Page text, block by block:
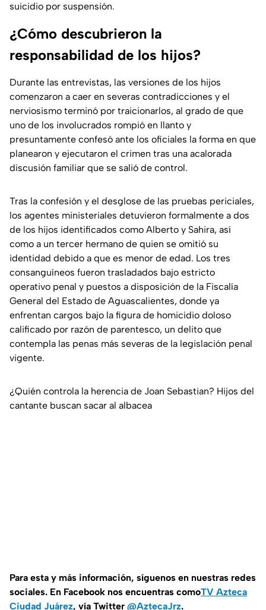
suicidio por suspensión.
¿Cómo descubrieron la
responsabilidad de los hijos?
Durante las entrevistas, las versiones de los hijos
comenzaron a caer en severas contradicciones y el
nerviosismo terminó por traicionarlos, al grado de que
uno de los involucrados rompió en llanto y
presuntamente confesó ante los oficiales la forma en que
planearon y ejecutaron el crimen tras una acalorada
discusión familiar que se salió de control.
Tras la confesión y el desglose de las pruebas periciales,
los agentes ministeriales detuvieron formalmente a dos
de los hijos identificados como Alberto y Sahira, así
como a un tercer hermano de quien se omitió su
identidad debido a que es menor de edad. Los tres
consanguíneos fueron trasladados bajo estricto
operativo penal y puestos a disposición de la Fiscalía
General del Estado de Aguascalientes, donde ya
enfrentan cargos bajo la figura de homicidio doloso
calificado por razón de parentesco, un delito que
contempla las penas más severas de la legislación penal
vigente.
¿Quién controla la herencia de Joan Sebastian? Hijos del
cantante buscan sacar al albacea
Para esta y más información, síguenos en nuestras redes
sociales. En Facebook nos encuentras comoTV Azteca
Ciudad Juárez, vía Twitter @AztecaJrz.